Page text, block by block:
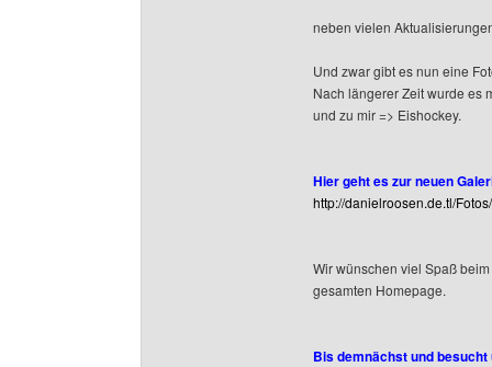
neben vielen
Und zwar gibt es nun eine
Nach längerer Zeit wurde es
und zu mir => Eishockey.
Hier geht es zur neuen
http://danielroosen.de.tl/
Wir wünschen viel Spaß
gesamten Homepage.
Bis demnächst und